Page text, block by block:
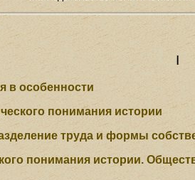
I
в особенности
понимания истории
труда и формы
понимания истории.